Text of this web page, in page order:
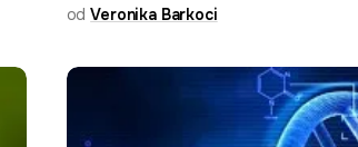
odVeronika Barkoci